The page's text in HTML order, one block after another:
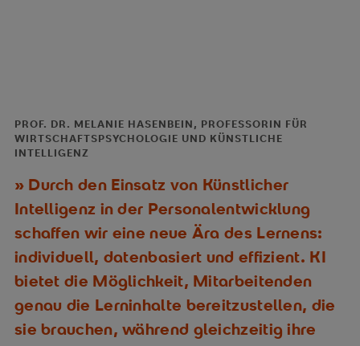
Durch den Einsatz von Künstlicher
Intelligenz in der Personalentwicklung
schaffen wir eine neue Ära des Lernens:
individuell, datenbasiert und effizient. KI
bietet die Möglichkeit, Mitarbeitenden
genau die Lerninhalte bereitzustellen, die
sie brauchen, während gleichzeitig ihre
PROF. DR. MELANIE HASENBEIN, PROFESSORIN FÜR
WIRTSCHAFTSPSYCHOLOGIE UND KÜNSTLICHE
INTELLIGENZ